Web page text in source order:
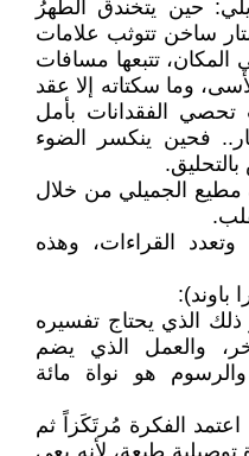
حين يتخندق الطهرُ
ساخن تتوثب علامات
المكان، تتبعها مسافات
وما سكتاته إلا عقد
الفقدانات بأمل
فحين ينكسر الضوء
مطيع الجميلي من خلال
وتعدد القراءات، وهذه
باوند):
الذي يحتاج تفسيره
والعمل الذي يضم
هو نواة مائة
اعتمد الفكرة مُرتَكَزاً ثم